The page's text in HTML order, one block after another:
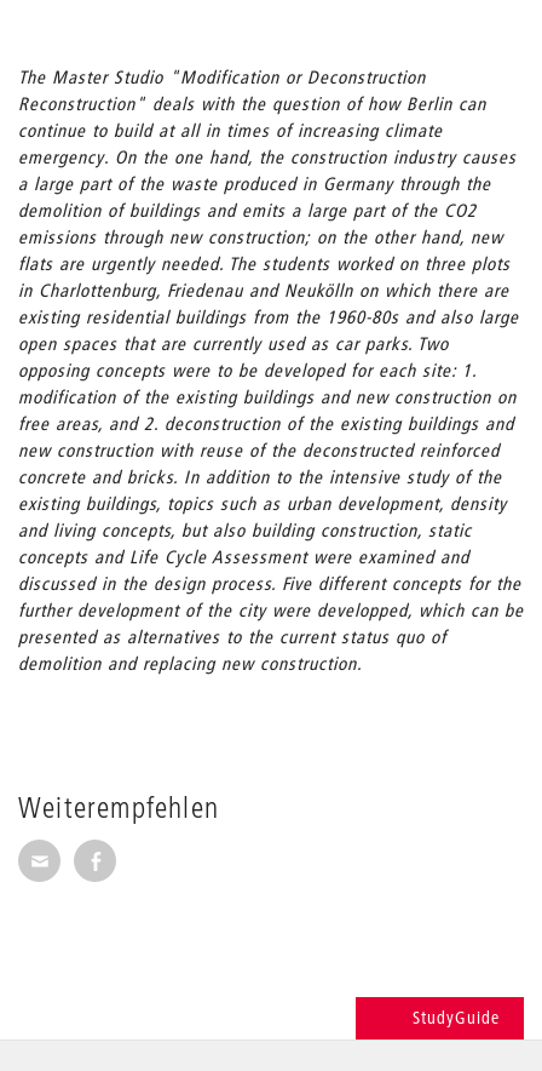
Weiterempfehlen
Seite per E-Mail weiterempfehlen
Seite auf Facebook weiterempfehlen
The Master Studio "Modification or Deconstruction
Reconstruction" deals with the question of how Berlin can
continue to build at all in times of increasing climate
emergency. On the one hand, the construction industry causes
a large part of the waste produced in Germany through the
demolition of buildings and emits a large part of the CO2
emissions through new construction; on the other hand, new
flats are urgently needed. The students worked on three plots
in Charlottenburg, Friedenau and Neukölln on which there are
existing residential buildings from the 1960-80s and also large
open spaces that are currently used as car parks. Two
opposing concepts were to be developed for each site: 1.
modification of the existing buildings and new construction on
free areas, and 2. deconstruction of the existing buildings and
new construction with reuse of the deconstructed reinforced
concrete and bricks. In addition to the intensive study of the
existing buildings, topics such as urban development, density
and living concepts, but also building construction, static
concepts and Life Cycle Assessment were examined and
discussed in the design process. Five different concepts for the
further development of the city were developped, which can be
presented as alternatives to the current status quo of
demolition and replacing new construction.
StudyGuide